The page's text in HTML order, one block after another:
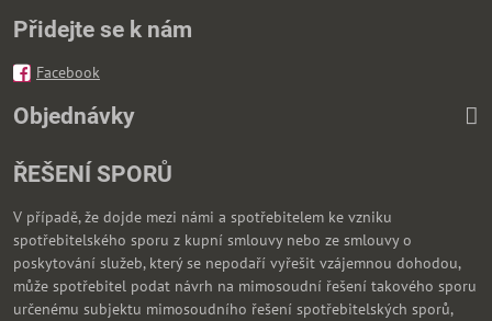
Přidejte se k nám
Facebook
Objednávky
ŘEŠENÍ SPORŮ
V případě, že dojde mezi námi a spotřebitelem ke vzniku
spotřebitelského sporu z kupní smlouvy nebo ze smlouvy o
poskytování služeb, který se nepodaří vyřešit vzájemnou dohodou,
může spotřebitel podat návrh na mimosoudní řešení takového sporu
určenému subjektu mimosoudního řešení spotřebitelských sporů,